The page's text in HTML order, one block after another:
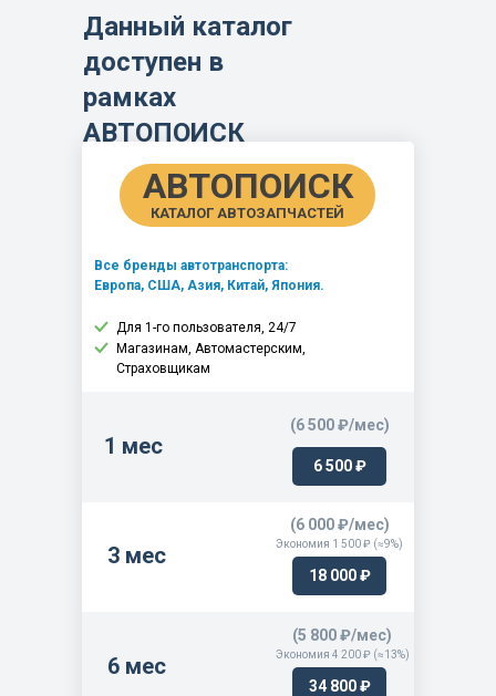
Данный каталог
доступен в
рамках
АВТОПОИСК
КАТАЛОГ АВТОЗАПЧАСТЕЙ
АВТОПОИСК
(6 500 ₽/мес)
6 500 ₽
34 800 ₽
Экономия 4 200 ₽ (≈13%)
(5 800 ₽/мес)
Экономия 1 500 ₽ (≈9%)
(6 000 ₽/мес)
18 000 ₽
Все бренды автотранспорта:
Европа, США, Азия, Китай, Япония.
Магазинам, Автомастерским,
Страховщикам
Для 1-го пользователя, 24/7
1 мес
6 мес
3 мес